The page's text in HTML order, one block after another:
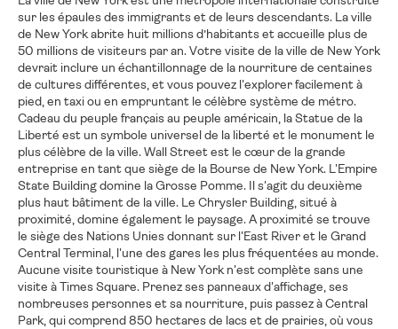
sur les épaules des immigrants et de leurs descendants. La ville
de New York abrite huit millions d’habitants et accueille plus de
50 millions de visiteurs par an. Votre visite de la ville de New York
devrait inclure un échantillonnage de la nourriture de centaines
de cultures différentes, et vous pouvez l'explorer facilement à
pied, en taxi ou en empruntant le célèbre système de métro.
Cadeau du peuple français au peuple américain, la Statue de la
Liberté est un symbole universel de la liberté et le monument le
plus célèbre de la ville. Wall Street est le cœur de la grande
entreprise en tant que siège de la Bourse de New York. L'Empire
State Building domine la Grosse Pomme. Il s'agit du deuxième
plus haut bâtiment de la ville. Le Chrysler Building, situé à
proximité, domine également le paysage. A proximité se trouve
le siège des Nations Unies donnant sur l'East River et le Grand
Central Terminal, l'une des gares les plus fréquentées au monde.
Aucune visite touristique à New York n'est complète sans une
visite à Times Square. Prenez ses panneaux d'affichage, ses
nombreuses personnes et sa nourriture, puis passez à Central
Park, qui comprend 850 hectares de lacs et de prairies, où vous